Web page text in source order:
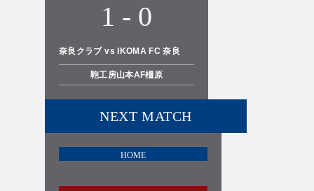
1 - 0
鞄工房山本AF橿原
奈良クラブ vs IKOMA FC 奈良
NEXT MATCH